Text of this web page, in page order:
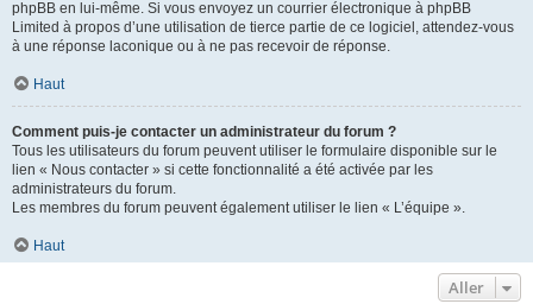
phpBB en lui-même. Si vous envoyez un courrier électronique à phpBB
Limited à propos d’une utilisation de tierce partie de ce logiciel, attendez-vous
à une réponse laconique ou à ne pas recevoir de réponse.
Haut
Comment puis-je contacter un administrateur du forum ?
Tous les utilisateurs du forum peuvent utiliser le formulaire disponible sur le
lien « Nous contacter » si cette fonctionnalité a été activée par les
administrateurs du forum.
Les membres du forum peuvent également utiliser le lien « L’équipe ».
Haut
Aller